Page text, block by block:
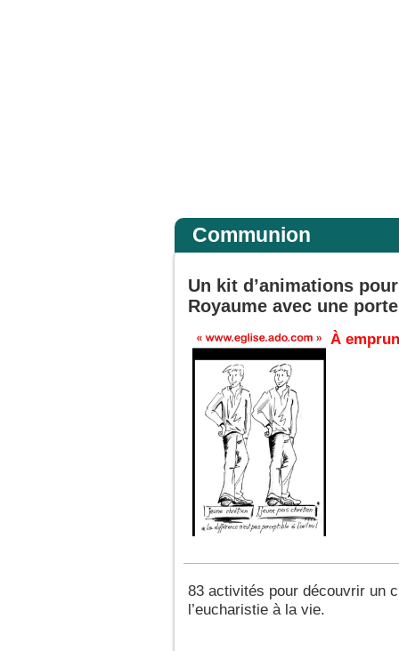
Communion
Un kit d’animations
Royaume avec une
À
83 activités pour découvrir un
l’eucharistie à la vie.